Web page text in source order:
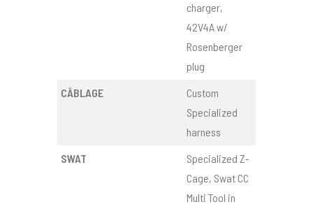
charger,
42V4A w/
Rosenberger
plug
CÂBLAGE
Custom
Specialized
harness
SWAT
Specialized Z-
Cage, Swat CC
Multi Tool in